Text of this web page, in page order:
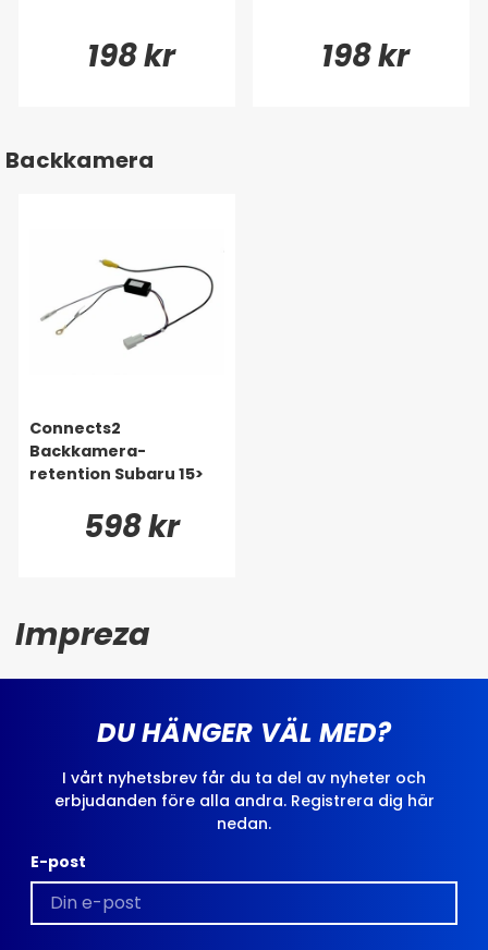
198 kr 198 kr
Backkamera
Connects2
Backkamera-
retention Subaru 15>
598 kr
Impreza
DU HÄNGER VÄL MED?
I vårt nyhetsbrev får du ta del av nyheter och
erbjudanden före alla andra. Registrera dig här
nedan.
E-post